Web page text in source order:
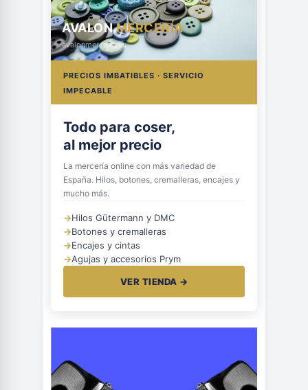
AVALONMERCERÍA
avalonmerceria.es
PRECIOS IMBATIBLES · SERVICIO
IMPECABLE
Todo para coser,
al mejor precio
La mercería online con más variedad de
España. Hilos, botones, cremalleras, encajes y
mucho más.
→Hilos Gütermann y DMC
→Botones y cremalleras
→Encajes y cintas
→Agujas y accesorios Prym
VER TIENDA →